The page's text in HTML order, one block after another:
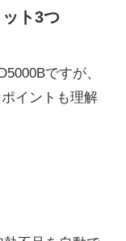
ト3つ
ですが、
イントも理解